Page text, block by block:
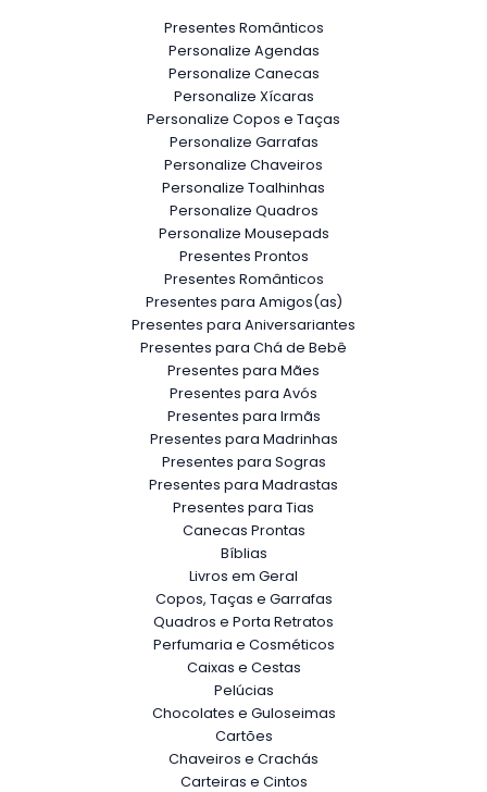
Presentes Românticos
Personalize Agendas
Personalize Canecas
Personalize Xícaras
Personalize Copos e Taças
Personalize Garrafas
Personalize Chaveiros
Personalize Toalhinhas
Personalize Quadros
Personalize Mousepads
Presentes Prontos
Presentes Românticos
Presentes para Amigos(as)
Presentes para Aniversariantes
Presentes para Chá de Bebê
Presentes para Mães
Presentes para Avós
Presentes para Irmãs
Presentes para Madrinhas
Presentes para Sogras
Presentes para Madrastas
Presentes para Tias
Canecas Prontas
Bíblias
Livros em Geral
Copos, Taças e Garrafas
Quadros e Porta Retratos
Perfumaria e Cosméticos
Caixas e Cestas
Pelúcias
Chocolates e Guloseimas
Cartões
Chaveiros e Crachás
Carteiras e Cintos